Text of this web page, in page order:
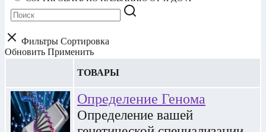
Фильтры Сортировка
Обновить Применить
ТОВАРЫ
Определение Генома
Определение вашей